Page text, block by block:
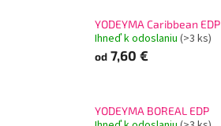
YODEYMA Caribbean EDP
Ihneď k odoslaniu (>3 ks)
od 7,60 €
YODEYMA BOREAL EDP